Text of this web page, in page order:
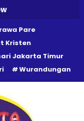
Pare
Kristen
Jakarta Timur
Wurandungan